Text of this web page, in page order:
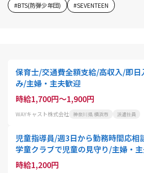
#BTS(防弾少年団) #SEVENTEEN
保育士/交通費全額支給/高収入/即日
み/主婦・主夫歓迎
時給1,700円～1,900円
WAYキャスト株式会社 神奈川県 横浜市 派遣社員
児童指導員/週3日から勤務時間応相
学童クラブで児童の見守り/主婦・
のシフト制/駅徒歩圏内
時給1,200円